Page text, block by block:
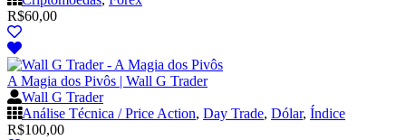
R$60,00
A Magia dos Pivôs | Wall G Trader
Wall G Trader
Análise Técnica / Price Action, Day Trade, Dólar, Índice
R$100,00